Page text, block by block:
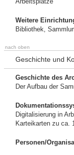
Weitere
Bibliothek,
nach oben
Geschichte und
Geschichte des
Der Aufbau der
Digitalisierung in
Karteikarten zu ca.
Personen/